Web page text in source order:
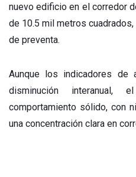
nuevo edificio en el corredor
de 10.5 mil metros
de preventa.
Aunque los indicadores de
disminución interanual,
comportamiento sólido, con
una concentración clara en